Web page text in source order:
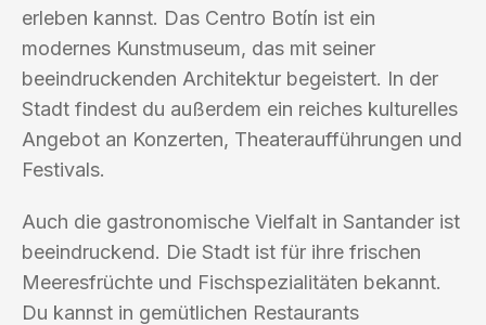
erleben kannst. Das Centro Botín ist ein
modernes Kunstmuseum, das mit seiner
beeindruckenden Architektur begeistert. In der
Stadt findest du außerdem ein reiches kulturelles
Angebot an Konzerten, Theateraufführungen und
Festivals.
Auch die gastronomische Vielfalt in Santander ist
beeindruckend. Die Stadt ist für ihre frischen
Meeresfrüchte und Fischspezialitäten bekannt.
Du kannst in gemütlichen Restaurants